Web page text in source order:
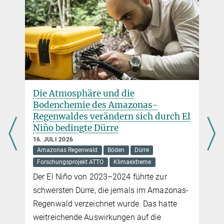
El
Klimawandel verändert Hitzeschutz
von Amazonas-Bäumen und damit
die Atmosphärenchemie
9. JULI 2026
Amazonas Regenwald
Forschungsprojekt ATTO
Klimaextreme
Klimawandel
Pflanzenmerkmale
Eine neue Studie zeigt, dass die Strategien
zum Blattwechsel und Hitzestress bei
Bäumen im Amazonasgebiet die
Atmosphärenchemie und den